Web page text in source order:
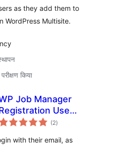
as they add them to
WordPress Multisite.
किया
Job Manager
Use
(2कुल
दर)
with their email, as